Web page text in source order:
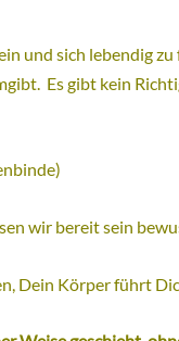
und sich lebendig
Es gibt kein
wir bereit sein
Dein Körper führt